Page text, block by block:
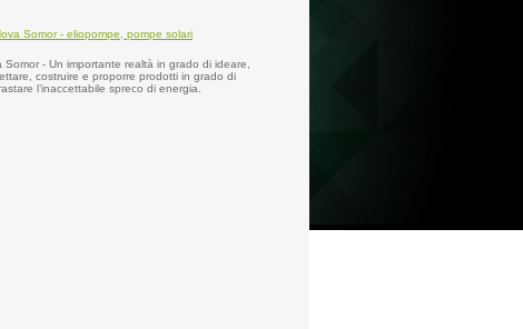
Somor - Un importante realtà in grado di ideare,
costruire e proporre prodotti in grado di
l’inaccettabile spreco di energia.